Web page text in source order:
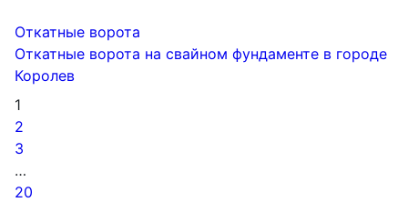
Откатные ворота
Откатные ворота на свайном фундаменте в городе
Королев
1
2
3
…
20